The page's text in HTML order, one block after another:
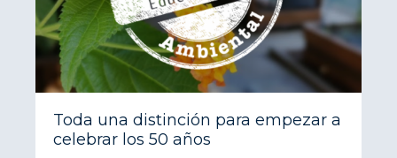
Toda una distinción para empezar a
celebrar los 50 años